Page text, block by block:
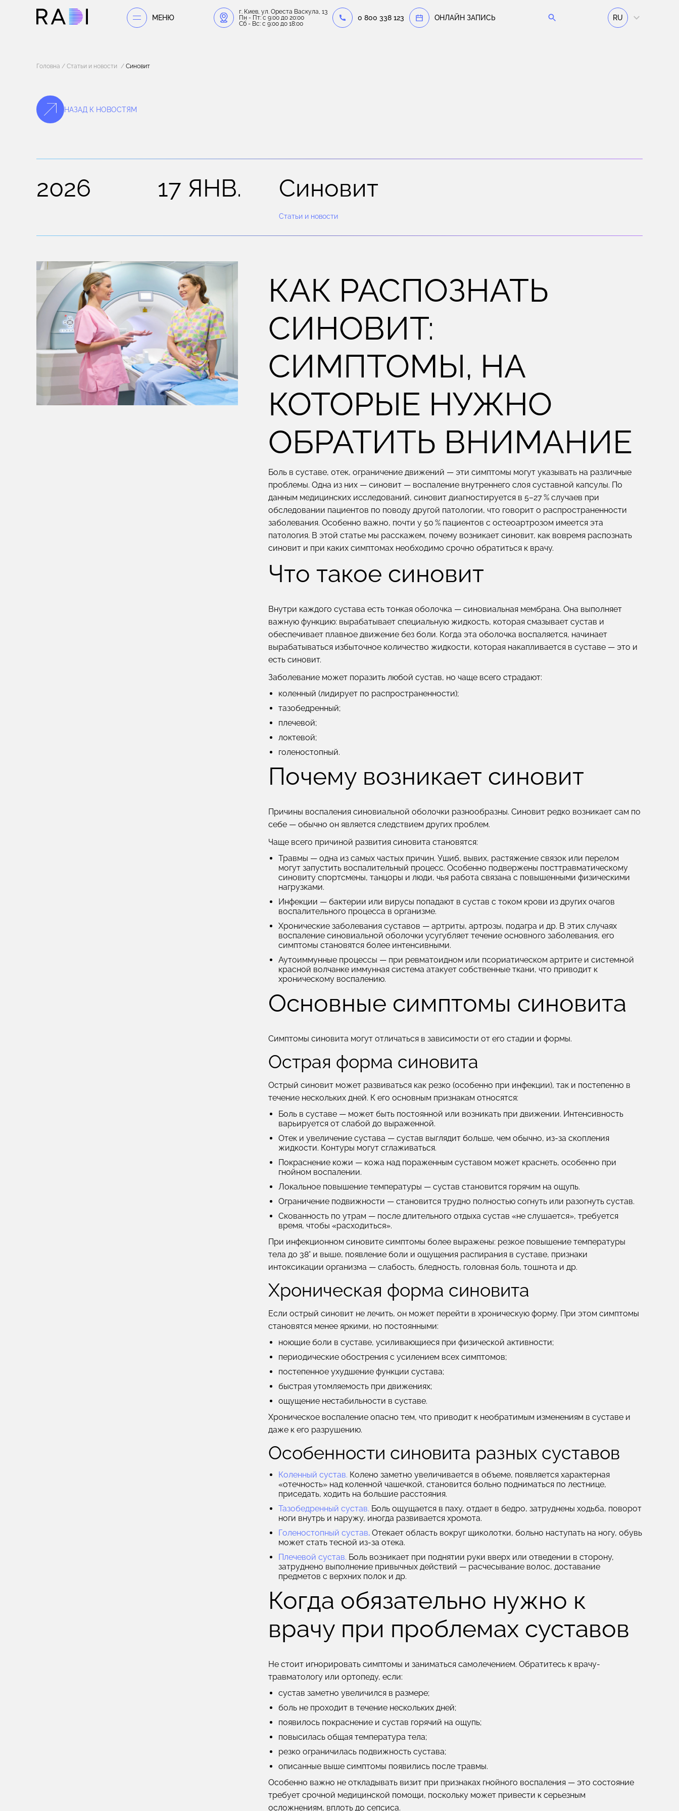
МЕНЮ
г. Киев, ул. Ореста Васкула, 13
Пн - Пт: c 9:00 до 20:00
Сб - Вс: c 9:00 до 18:00
0 800 338 123 OНЛАЙН ЗАПИСЬ RU
Головна Статьи и новости Синовит
НАЗАД К НОВОСТЯМ
2026 17 ЯНВ. Синовит
Статьи и новости
КАК РАСПОЗНАТЬ
СИНОВИТ:
СИМПТОМЫ, НА
КОТОРЫЕ НУЖНО
ОБРАТИТЬ ВНИМАНИЕ
Боль в суставе, отек, ограничение движений — эти симптомы могут указывать на различные
проблемы. Одна из них — синовит — воспаление внутреннего слоя суставной капсулы. По
данным медицинских исследований, синовит диагностируется в 5–27 % случаев при
обследовании пациентов по поводу другой патологии, что говорит о распространенности
заболевания. Особенно важно, почти у 50 % пациентов с остеоартрозом имеется эта
патология. В этой статье мы расскажем, почему возникает синовит, как вовремя распознать
синовит и при каких симптомах необходимо срочно обратиться к врачу.
Что такое синовит
Внутри каждого сустава есть тонкая оболочка — синовиальная мембрана. Она выполняет
важную функцию: вырабатывает специальную жидкость, которая смазывает сустав и
обеспечивает плавное движение без боли. Когда эта оболочка воспаляется, начинает
вырабатываться избыточное количество жидкости, которая накапливается в суставе — это и
есть синовит.
Заболевание может поразить любой сустав, но чаще всего страдают:
коленный (лидирует по распространенности);
тазобедренный;
плечевой;
локтевой;
голеностопный.
Почему возникает синовит
Причины воспаления синовиальной оболочки разнообразны. Синовит редко возникает сам по
себе — обычно он является следствием других проблем.
Чаще всего причиной развития синовита становятся:
Травмы — одна из самых частых причин. Ушиб, вывих, растяжение связок или перелом
могут запустить воспалительный процесс. Особенно подвержены посттравматическому
синовиту спортсмены, танцоры и люди, чья работа связана с повышенными физическими
нагрузками.
Инфекции — бактерии или вирусы попадают в сустав с током крови из других очагов
воспалительного процесса в организме.
Хронические заболевания суставов — артриты, артрозы, подагра и др. В этих случаях
воспаление синовиальной оболочки усугубляет течение основного заболевания, его
симптомы становятся более интенсивными.
Аутоиммунные процессы — при ревматоидном или псориатическом артрите и системной
красной волчанке иммунная система атакует собственные ткани, что приводит к
хроническому воспалению.
Основные симптомы синовита
Симптомы синовита могут отличаться в зависимости от его стадии и формы.
Острая форма синовита
Острый синовит может развиваться как резко (особенно при инфекции), так и постепенно в
течение нескольких дней. К его основным признакам относятся:
Боль в суставе — может быть постоянной или возникать при движении. Интенсивность
варьируется от слабой до выраженной.
Отек и увеличение сустава — сустав выглядит больше, чем обычно, из-за скопления
жидкости. Контуры могут сглаживаться.
Покраснение кожи — кожа над пораженным суставом может краснеть, особенно при
гнойном воспалении.
Локальное повышение температуры — сустав становится горячим на ощупь.
Ограничение подвижности — становится трудно полностью согнуть или разогнуть сустав.
Скованность по утрам — после длительного отдыха сустав «не слушается», требуется
время, чтобы «расходиться».
При инфекционном синовите симптомы более выражены: резкое повышение температуры
тела до 38° и выше, появление боли и ощущения распирания в суставе, признаки
интоксикации организма — слабость, бледность, головная боль, тошнота и др.
Хроническая форма синовита
Если острый синовит не лечить, он может перейти в хроническую форму. При этом симптомы
становятся менее яркими, но постоянными:
ноющие боли в суставе, усиливающиеся при физической активности;
периодические обострения с усилением всех симптомов;
постепенное ухудшение функции сустава;
быстрая утомляемость при движениях;
ощущение нестабильности в суставе.
Хроническое воспаление опасно тем, что приводит к необратимым изменениям в суставе и
даже к его разрушению.
Особенности синовита разных суставов
Коленный сустав. Колено заметно увеличивается в объеме, появляется характерная
«отечность» над коленной чашечкой, становится больно подниматься по лестнице,
приседать, ходить на большие расстояния.
Тазобедренный сустав. Боль ощущается в паху, отдает в бедро, затруднены ходьба, поворот
ноги внутрь и наружу, иногда развивается хромота.
Голеностопный сустав. Отекает область вокруг щиколотки, больно наступать на ногу, обувь
может стать тесной из-за отека.
Плечевой сустав. Боль возникает при поднятии руки вверх или отведении в сторону,
затруднено выполнение привычных действий — расчесывание волос, доставание
предметов с верхних полок и др.
Когда обязательно нужно к
врачу при проблемах суставов
Не стоит игнорировать симптомы и заниматься самолечением. Обратитесь к врачу-
травматологу или ортопеду, если:
сустав заметно увеличился в размере;
боль не проходит в течение нескольких дней;
появилось покраснение и сустав горячий на ощупь;
повысилась общая температура тела;
резко ограничилась подвижность сустава;
описанные выше симптомы появились после травмы.
Особенно важно не откладывать визит при признаках гнойного воспаления — это состояние
требует срочной медицинской помощи, поскольку может привести к серьезным
осложнениям, вплоть до сепсиса.